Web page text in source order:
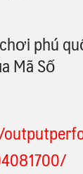
phú
Mã Số